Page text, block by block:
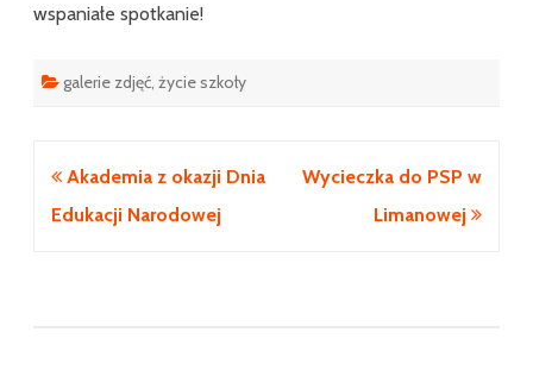
wspaniałe spotkanie!
galerie zdjęć życie szkoły
Nawigacja
wpisu
Akademia z okazji Dnia
Edukacji Narodowej
Wycieczka do PSP w
Limanowej